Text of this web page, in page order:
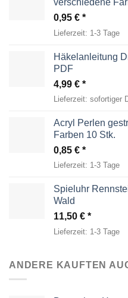
verschiedene
0,95 €
Lieferzeit: 1-3 Tage
Häkelanleitung
PDF
4,99 €
Lieferzeit: sofortiger
Acryl Perlen
Farben 10 Stk.
0,85 €
Lieferzeit: 1-3 Tage
Spieluhr
Wald
11,50 €
Lieferzeit: 1-3 Tage
ANDERE KAUFTEN